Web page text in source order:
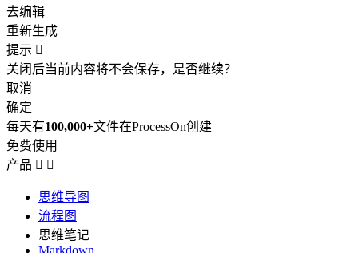
去编辑
重新生成
提示 
关闭后当前内容将不会保存，是否继续？
取消
确定
每天有100,000+文件在ProcessOn创建
免费使用
产品  
思维导图
流程图
思维笔记
Markdown